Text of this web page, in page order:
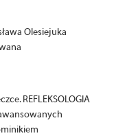
Olesiejuka
REFLEKSOLOGIA